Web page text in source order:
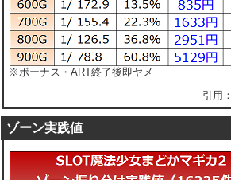
※ボーナス・ART終了後即ヤメ
ゾーン実践値